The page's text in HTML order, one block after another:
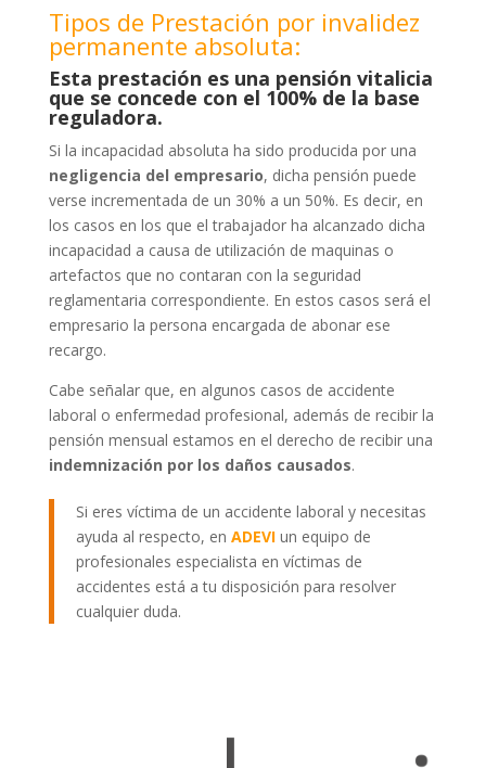
Tipos de Prestación por invalidez
permanente absoluta:
Esta prestación es una pensión vitalicia
que se concede con el 100% de la base
reguladora.
Si la incapacidad absoluta ha sido producida por una
negligencia del empresario, dicha pensión puede
verse incrementada de un 30% a un 50%. Es decir, en
los casos en los que el trabajador ha alcanzado dicha
incapacidad a causa de utilización de maquinas o
artefactos que no contaran con la seguridad
reglamentaria correspondiente. En estos casos será el
empresario la persona encargada de abonar ese
recargo.
Cabe señalar que, en algunos casos de accidente
laboral o enfermedad profesional, además de recibir la
pensión mensual estamos en el derecho de recibir una
indemnización por los daños causados.
Si eres víctima de un accidente laboral y necesitas
ayuda al respecto, en ADEVIun equipo de
profesionales especialista en víctimas de
accidentes está a tu disposición para resolver
cualquier duda.